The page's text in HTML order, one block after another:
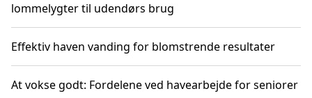
lommelygter til udendørs brug
Effektiv haven vanding for blomstrende resultater
At vokse godt: Fordelene ved havearbejde for seniorer